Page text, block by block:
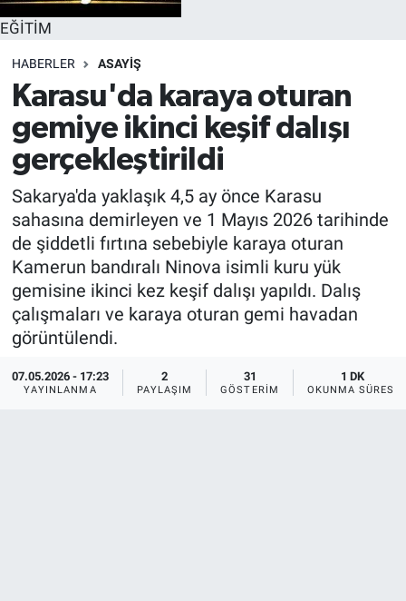
EĞİTİM
HABERLER ASAYİŞ
Karasu'da karaya oturan
gemiye ikinci keşif dalışı
gerçekleştirildi
Sakarya'da yaklaşık 4,5 ay önce Karasu
sahasına demirleyen ve 1 Mayıs 2026 tarihinde
de şiddetli fırtına sebebiyle karaya oturan
Kamerun bandıralı Ninova isimli kuru yük
gemisine ikinci kez keşif dalışı yapıldı. Dalış
çalışmaları ve karaya oturan gemi havadan
görüntülendi.
07.05.2026 - 17:23
YAYINLANMA
2
PAYLAŞIM
31
GÖSTERIM
1 DK
OKUNMA SÜRESI